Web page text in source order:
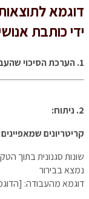
דוגמא
ידי כותבת
1. הערכת הסיכוי שהעבודה נכתבה על ידי בינה מלאכותית:
2. ניתוח:
קריטריונים
שונות סגנונית בתוך
נמצא בבירור
דוגמא מהעבודה: